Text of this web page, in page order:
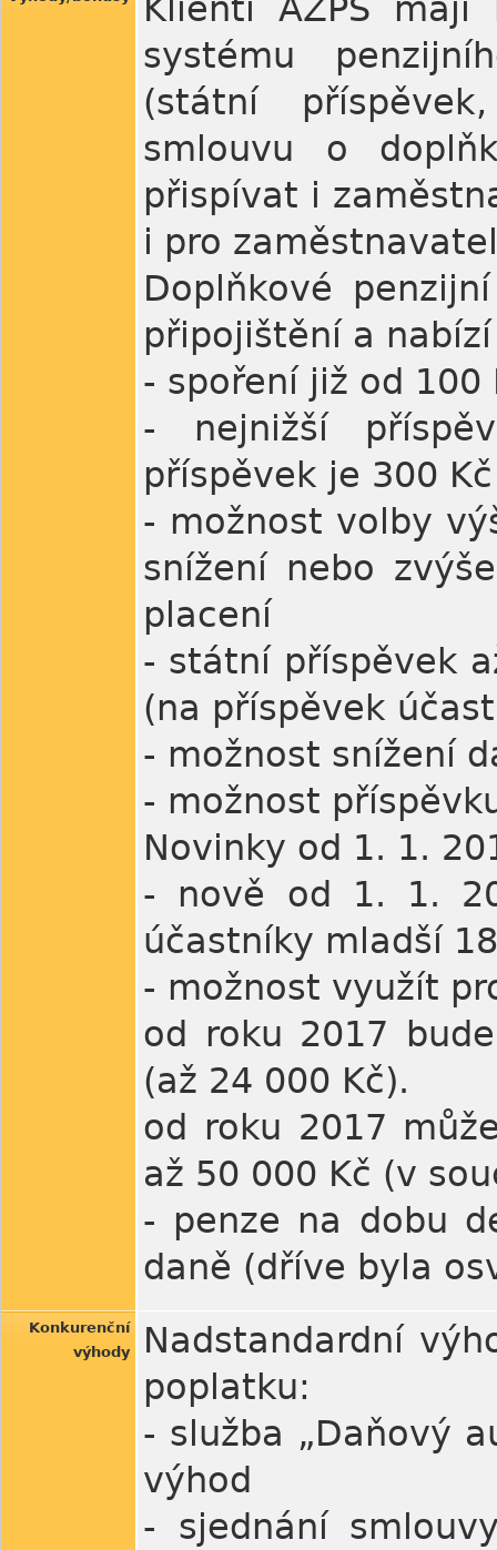
Klienti AZPS
systému
(státní
smlouvu o
přispívat i
i pro
Doplňkové
připojištění a
- spoření již od 100
- nejnižší
příspěvek je 300 Kč
- možnost volby
snížení nebo
placení
- státní příspěvek
(na příspěvek
- možnost snížení
- možnost
Novinky od 1. 1.
- nově od 1. 1.
účastníky mladší
- možnost využít
od roku 2017
(až 24 000 Kč).
od roku 2017
až 50 000 Kč (v
- penze na dobu
daně (dříve byla
Konkurenční
výhody
Nadstandardní
poplatku:
- služba „Daňový
výhod
- sjednání